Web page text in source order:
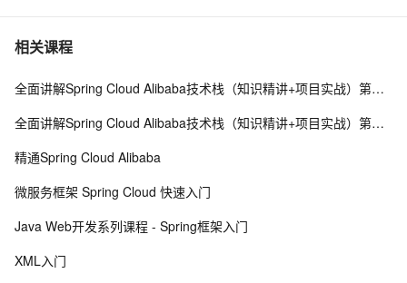
7 Spring(十一)之AOP
8 spring-boot - demo 496
Prometheus + Grafana
10
相关课程
全面讲解Spring Cloud Alibaba技术栈（知识精讲+项目实战）第一阶段
全面讲解Spring Cloud Alibaba技术栈（知识精讲+项目实战）第三阶段
精通Spring Cloud Alibaba
微服务框架 Spring Cloud 快速入门
Java Web开发系列课程 - Spring框架入门
XML入门